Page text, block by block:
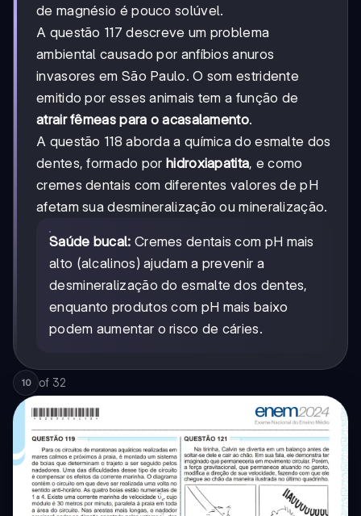
de magnésio é pouco solúvel.
A questão 117 descreve um problema
ambiental causado por anfíbios anuros
invasores em São Paulo. O som estridente
emitido por esses animais tem a função de
atrair fêmeas para o acasalamento.
A questão 118 aborda a química do esmalte dos
dentes, formado porhidroxiapatita, e como
cremes dentais com diferentes valores de pH
afetam sua desmineralização ou mineralização.
Saúde bucal: Cremes dentais com pH mais
alto (alcalinos) ajudam a prevenir a
desmineralização do esmalte dos dentes,
enquanto produtos com pH mais baixo
podem aumentar o risco de cáries.
10 of 32